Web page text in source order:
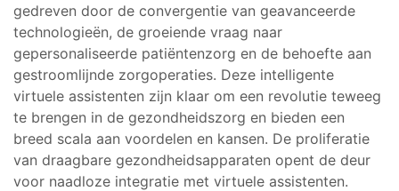
gedreven door de convergentie van geavanceerde
technologieën, de groeiende vraag naar
gepersonaliseerde patiëntenzorg en de behoefte aan
gestroomlijnde zorgoperaties. Deze intelligente
virtuele assistenten zijn klaar om een revolutie teweeg
te brengen in de gezondheidszorg en bieden een
breed scala aan voordelen en kansen. De proliferatie
van draagbare gezondheidsapparaten opent de deur
voor naadloze integratie met virtuele assistenten.